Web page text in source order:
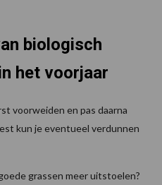
biologisch
het voorjaar
voorweiden en pas daarna
kun je eventueel verdunnen
grassen meer uitstoelen?